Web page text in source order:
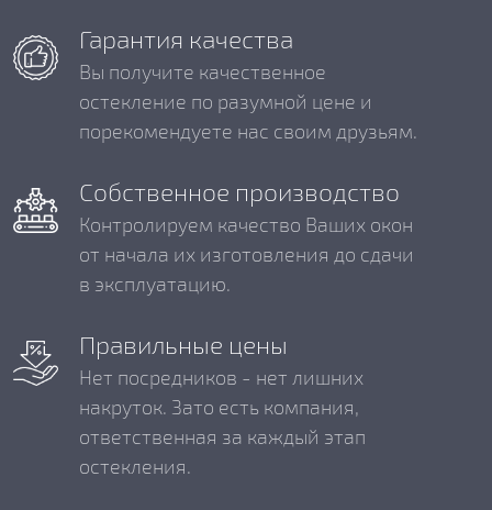
Гарантия качества
Вы получите качественное
остекление по разумной цене и
порекомендуете нас своим друзьям.
Собственное производство
Контролируем качество Ваших окон
от начала их изготовления до сдачи
в эксплуатацию.
Правильные цены
Нет посредников - нет лишних
накруток. Зато есть компания,
ответственная за каждый этап
остекления.